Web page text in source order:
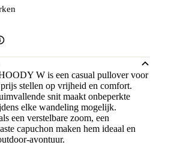
W is een casual pullover voor
stellen op vrijheid en comfort.
snit maakt onbeperkte
elke wandeling mogelijk.
een verstelbare zoom, een
capuchon maken hem ideaal en
avontuur.